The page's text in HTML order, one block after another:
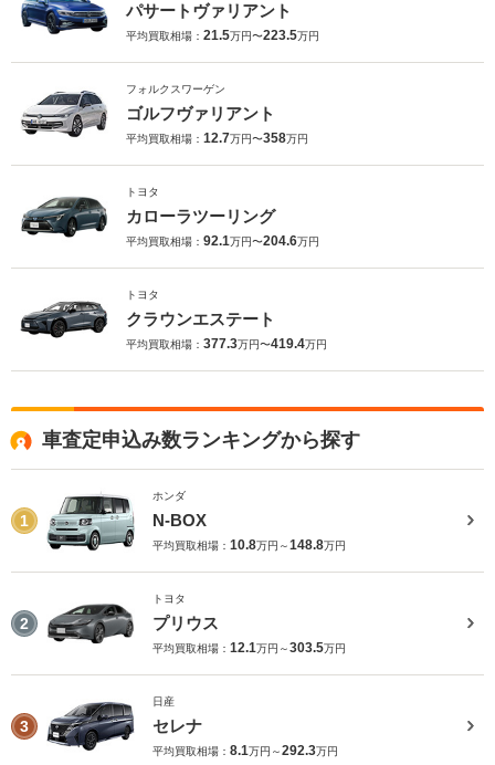
パサートヴァリアント
平均買取相場： 21.5万円〜223.5万円
フォルクスワーゲン
ゴルフヴァリアント
平均買取相場： 12.7万円〜358万円
トヨタ
カローラツーリング
平均買取相場： 92.1万円〜204.6万円
トヨタ
クラウンエステート
平均買取相場： 377.3万円〜419.4万円
車査定申込み数ランキングから探す
1
ホンダ
N-BOX
平均買取相場： 10.8万円～148.8万円
2
トヨタ
プリウス
平均買取相場： 12.1万円～303.5万円
3
日産
セレナ
平均買取相場： 8.1万円～292.3万円